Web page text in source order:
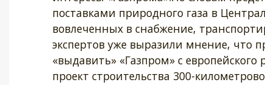
поставками природного газа в
вовлеченных в снабжение,
экспертов уже выразили мнение, что
«выдавить» «Газпром» с
проект строительства 300-